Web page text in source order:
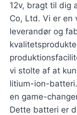
12v, bragt til dig
Co, Ltd. Vi er en
leverandør og
vi stolte af at
litium-ion-
en game-
Dette batteri er